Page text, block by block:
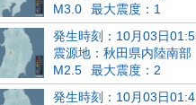
M3.0
最大震度：1
発生時刻：10月03日
震源地：秋田県内陸南部
M2.5
最大震度：2
発生時刻：10月03日